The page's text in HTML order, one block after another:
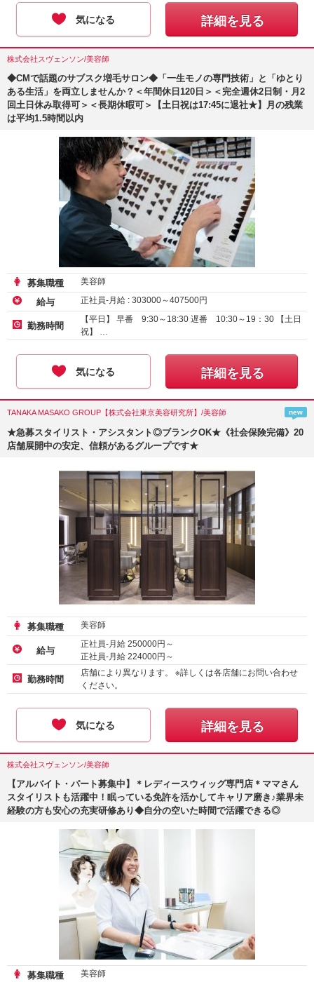
気になる 詳細を見る
株式会社スヴェンソン/美容師
◆CMで話題のサブスク増毛サロン◆「一生モノの専門技術」と「ゆとり
ある生活」を両立しませんか？＜年間休日120日＞＜完全週休2日制・月2
回土日休み取得可＞＜長期休暇可＞【土日祝は17:45に退社★】月の残業
は平均1.5時間以内
募集職種 美容師
給与 正社員-月給 : 303000～407500円
勤務時間
【平日】 早番 9:30～18:30 遅番 10:30～19：30 【土日
祝】 …
気になる 詳細を見る
TANAKA MASAKO GROUP【株式会社東京美容研究所】/美容師 new
★急募スタイリスト・アシスタント◎ブランクOK★《社会保険完備》20
店舗展開中の安定、信頼があるグループです★
募集職種 美容師
給与
正社員-月給 250000円～
正社員-月給 224000円～
勤務時間
店舗により異なります。 ※詳しくは各店舗にお問い合わせ
ください。
気になる 詳細を見る
株式会社スヴェンソン/美容師
【アルバイト・パート募集中】＊レディースウィッグ専門店＊ママさん
スタイリストも活躍中！眠っている免許を活かしてキャリア磨き♪業界未
経験の方も安心の充実研修あり◆自分の空いた時間で活躍できる◎
募集職種 美容師